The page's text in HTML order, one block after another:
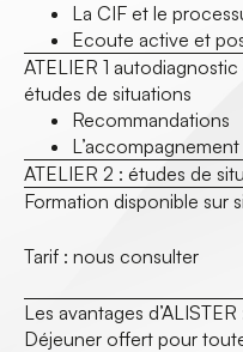
La CIF et le
Ecoute active et
ATELIER 1
études de situations
Recommandations
L’accompagnement
ATELIER 2 : études de
Formation disponible sur
Tarif : nous consulter
Les avantages d’ALISTER
Déjeuner offert pour